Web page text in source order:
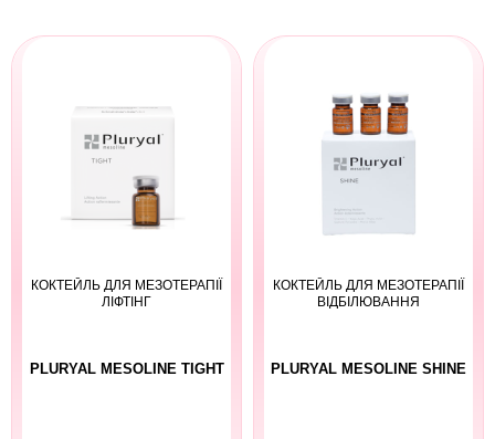
КОКТЕЙЛЬ ДЛЯ МЕЗОТЕРАПІЇ
ЛІФТІНГ
PLURYAL MESOLINE TIGHT
КОКТЕЙЛЬ ДЛЯ МЕЗОТЕРАПІЇ
ВІДБІЛЮВАННЯ
PLURYAL MESOLINE SHINE